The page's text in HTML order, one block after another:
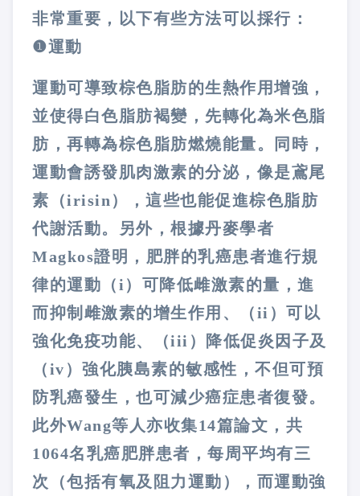
非常重要，以下有些方法可以採行：
❶運動
運動可導致棕色脂肪的生熱作用增強，
並使得白色脂肪褐變，先轉化為米色脂
肪，再轉為棕色脂肪燃燒能量。同時，
運動會誘發肌肉激素的分泌，像是鳶尾
素（irisin ），這些也能促進棕色脂肪
代謝活動。另外，根據丹麥學者
Magkos證明，肥胖的乳癌患者進行規
律的運動（i ）可降低雌激素的量，進
而抑制雌激素的增生作用、（ii ）可以
強化免疫功能、（iii ）降低促炎因子及
（iv ）強化胰島素的敏感性，不但可預
防乳癌發生，也可減少癌症患者復發。
此外Wang等人亦收集14篇論文，共
1064名乳癌肥胖患者，每周平均有三
次（包括有氧及阻力運動），而運動強